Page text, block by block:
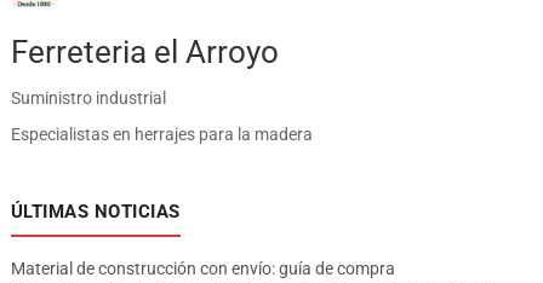
Ferreteria el Arroyo
Suministro industrial
Especialistas en herrajes para la madera
ÚLTIMAS NOTICIAS
Material de construcción con envío: guía de compra